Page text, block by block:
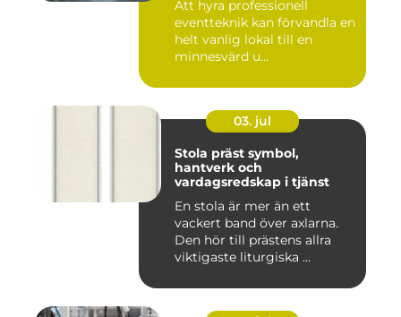
Att hyra professionell
eventteknik kan förvandla en
helt vanlig lokal till en
minnesvärd u...
03. jul
Stola präst symbol,
hantverk och
vardagsredskap i tjänst
En stola är mer än ett
vackert band över axlarna.
Den hör till prästens allra
viktigaste liturgiska ...